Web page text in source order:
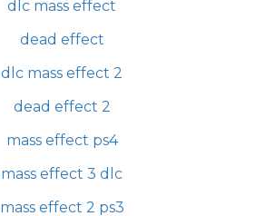
dlc mass effect
dead effect
dlc mass effect 2
dead effect 2
mass effect ps4
mass effect 3 dlc
mass effect 2 ps3